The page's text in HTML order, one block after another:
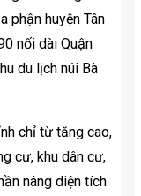
phận huyện Tân
nối dài Quận
du lịch núi Bà
chỉ từ tăng cao,
cư, khu dân cư,
nâng diện tích